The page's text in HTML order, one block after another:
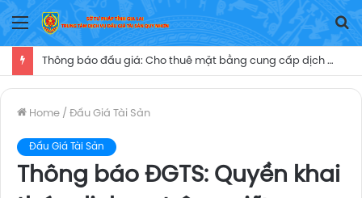
Menu
Thông báo đấu giá: Cho thuê mặt bằng cung cấp dịch vụăn uống, cửa hàng tiện ích (căn tin) thời hạn 05 năm tại Trung tâm Y tế Ayun Pa, kể từ ngày Trung tâm Y tế Ayun Pa ký Hợp đồng cho thuê mặt bằng và biên bản bàn giao mặt bằng khai thác dịch vụ nói trên cho người trúng đấu giá
Home / Đấu Giá Tài Sản
Đấu Giá Tài Sản
Thông báo ĐGTS: Quyền khai